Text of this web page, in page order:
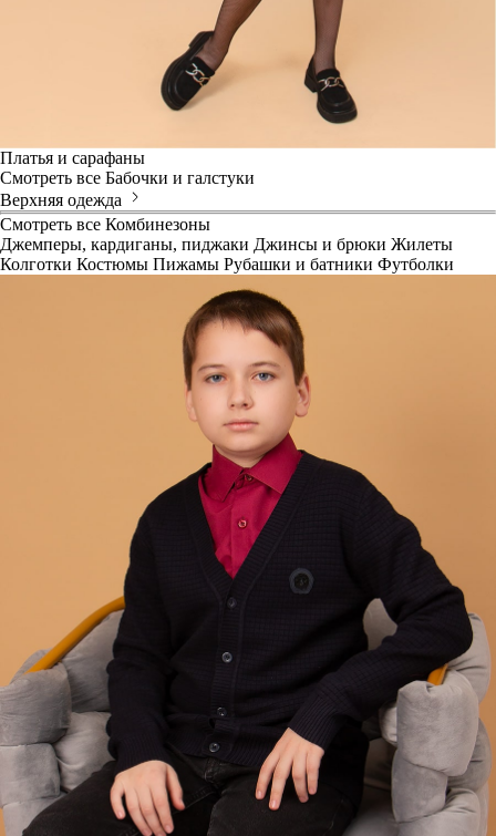
Платья и сарафаны
Смотреть все Бабочки и галстуки
Верхняя одежда
Смотреть все Комбинезоны
Джемперы, кардиганы, пиджаки Джинсы и брюки Жилеты
Колготки Костюмы Пижамы Рубашки и батники Футболки